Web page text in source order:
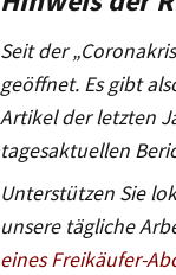
Seit der
geöffnet. Es gibt
Artikel der letzten
tagesaktuellen
Unterstützen Sie
unsere tägliche
eines Freikäufer-